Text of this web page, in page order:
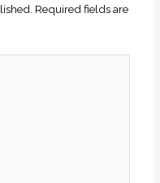
Required fields are